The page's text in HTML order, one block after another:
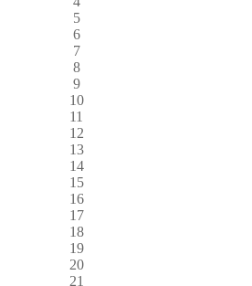
5
6
7
8
9
10
11
12
13
14
15
16
17
18
19
20
21